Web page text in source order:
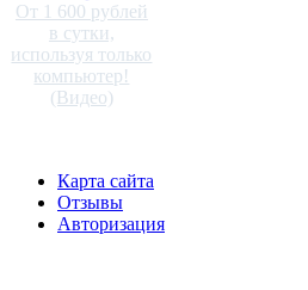
От 1 600 рублей
в сутки,
используя только
компьютер!
(Видео)
Карта сайта
Отзывы
Авторизация